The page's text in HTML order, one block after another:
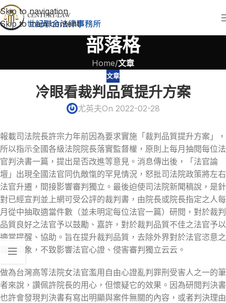
Skip to navigation
Skip to main content
部落格
Home/文章
文章
冷眼看裁判品質提升方案
尤英夫On 2022-02-28
報載司法院長許宗力年前因為要求實施「裁判品質提升方案」，
所以指示全國各級法院院長落實監督權，原則上每月抽閱每位法
官判決書一篇，提出是否改進等意見。消息傳出後，「法官論
壇」出現全國法官同仇敵愾的罕見情況，怒批司法院政策將左右
法官升遷，間接影響審判獨立。最後迫使司法院新聞稿說，是針
對已經宣判並上網可受公評的裁判書，由院長或院長指定之人每
月從中抽取適當件數（並未明定每位法官一篇）研閱，對於裁判
品質良好之法官予以鼓勵、嘉許，對於裁判品質不佳之法官予以
適當提醒、協助。旨在提升裁判品質，去除外界對於法官恣意之
錯誤印象，不致影響法官心證、侵害審判獨立云云。
做為台灣高等法院女法官濫用自由心證亂判罪刑受害人之一的筆
者來說，讚佩許院長的用心，但懷疑它的效果。因為研閱判決書
也許會發現判決書有寫出明顯與案件無關的內容，或者判決理由